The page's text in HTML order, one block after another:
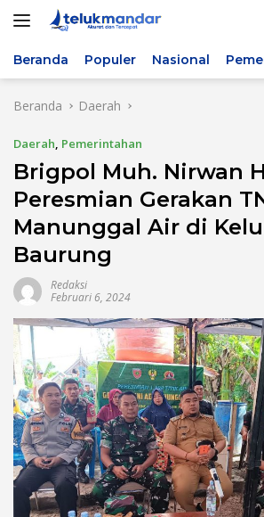
Beranda Populer Nasional
Beranda Daerah
Daerah, Pemerintahan
Brigpol Muh. Nirwan
Peresmian Gerakan
Manunggal Air di
Baurung
Redaksi
Februari 6, 2024